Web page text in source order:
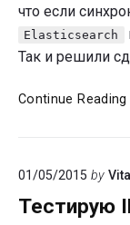
что если
Elasticsearch
Так и решили
Continue Reading
01/05/2015 by
Тестирую